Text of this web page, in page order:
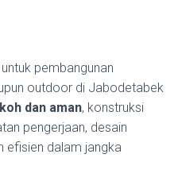
pembangunan
outdoor di Jabodetabek
dan aman, konstruksi
pengerjaan, desain
efisien dalam jangka